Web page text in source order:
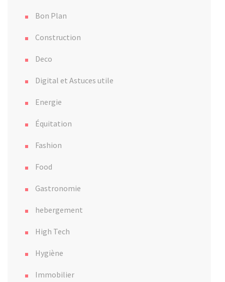
Bon Plan
Construction
Deco
Digital et Astuces utile
Energie
Équitation
Fashion
Food
Gastronomie
hebergement
High Tech
Hygiène
Immobilier